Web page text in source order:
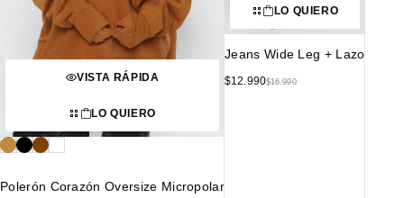
VISTA RÁPIDA
LO QUIERO
Polerón Corazón Oversize Micropolar
LO QUIERO
Jeans Wide Leg + Lazo
$16.990
$12.990